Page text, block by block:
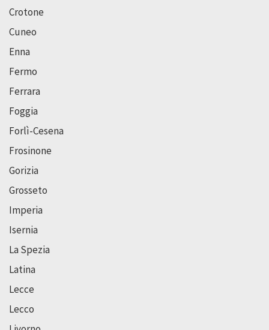
Crotone
Cuneo
Enna
Fermo
Ferrara
Foggia
Forlì-Cesena
Frosinone
Gorizia
Grosseto
Imperia
Isernia
La Spezia
Latina
Lecce
Lecco